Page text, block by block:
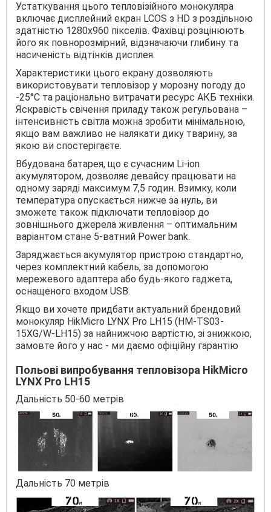
Устаткування цього тепловізійного монокуляра
включає дисплейний екран LCOS з HD з роздільною
здатністю 1280x960 пікселів. Фахівці розцінюють
його як повнорозмірний, відзначаючи глибину та
насиченість відтінків дисплея.
Характеристики цього екрану дозволяють
використовувати тепловізор у морозну погоду до
-25°С та раціонально витрачати ресурс АКБ техніки.
Яскравість свічення приладу також регульована –
інтенсивність світла можна зробити мінімальною,
якщо вам важливо не налякати дику тварину, за
якою ви спостерігаєте.
Вбудована батарея, що є сучасним Li-ion
акумулятором, дозволяє девайсу працювати на
одному заряді максимум 7,5 годин. Взимку, коли
температура опускається нижче за нуль, ви
зможете також підключати тепловізор до
зовнішнього джерела живлення – оптимальним
варіантом стане 5-ватний Power bank.
Заряджається акумулятор пристрою стандартно,
через комплектний кабель, за допомогою
мережевого адаптера або будь-якого гаджета,
оснащеного входом USB.
Якщо ви хочете придбати актуальний брендовий
монокуляр HikMicro LYNX Pro LH15 (HM-TS03-
15XG/W-LH15) за найнижчою вартістю, зі знижкою,
замовте його у нас - ми даємо офіційну гарантію
Польові випробування тепловізора HikMicro
LYNX Pro LH15
Дальність 50-60 метрів
Дальність 70 метрів